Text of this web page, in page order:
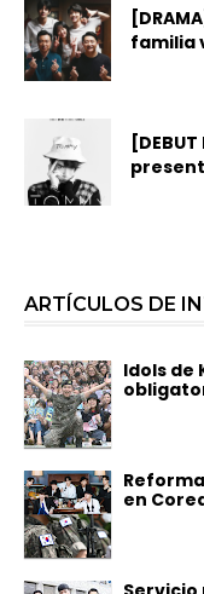
familia
ARTÍCULOS DE
Idols de
en